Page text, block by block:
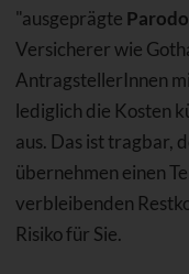
"ausgeprägte
Versicherer wie
AntragstellerInnen
lediglich die Kosten
aus. Das ist tragbar,
übernehmen einen
verbleibenden
Risiko für Sie.